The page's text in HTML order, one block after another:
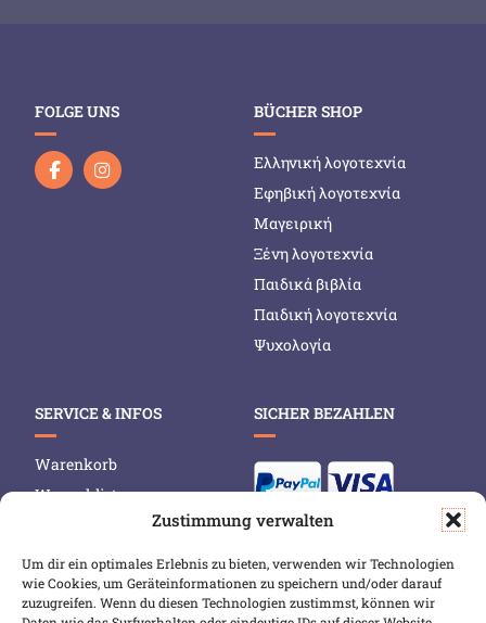
Zustimmung verwalten
Um dir ein optimales Erlebnis zu bieten, verwenden wir Technologien
wie Cookies, um Geräteinformationen zu speichern und/oder darauf
zuzugreifen. Wenn du diesen Technologien zustimmst, können wir
FOLGE UNS BÜCHER SHOP
Ελληνική λογοτεχνία
Εφηβική λογοτεχνία
Μαγειρική
Ξένη λογοτεχνία
Παιδικά βιβλία
Παιδική λογοτεχνία
Ψυχολογία
SERVICE & INFOS
Warenkorb
Wunschliste
Versand & Lieferung
Zahlungsweisen
Widerruf
SICHER BEZAHLEN